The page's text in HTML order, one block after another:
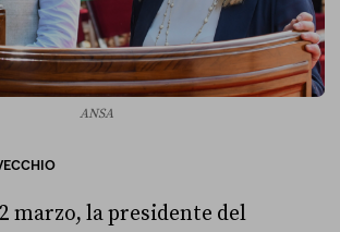
ANSA
marzo, la presidente del